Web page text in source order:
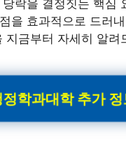
락을 결정짓는 핵심
을 효과적으로 드러
금부터 자세히 알려
학과대학 추가